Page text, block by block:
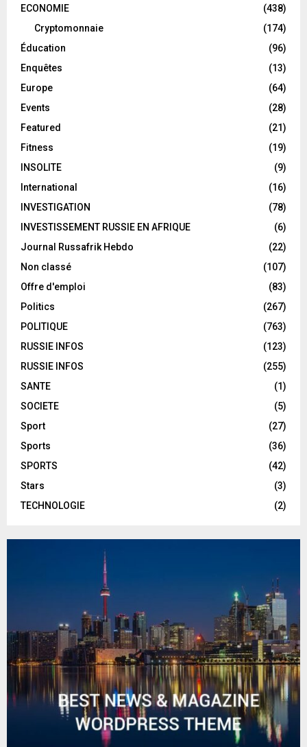
ECONOMIE
(438)
Cryptomonnaie
(174)
Éducation
(96)
Enquêtes
(13)
Europe
(64)
Events
(28)
Featured
(21)
Fitness
(19)
INSOLITE
(9)
International
(16)
INVESTIGATION
(78)
INVESTISSEMENT RUSSIE EN AFRIQUE
(6)
Journal Russafrik Hebdo
(22)
Non classé
(107)
Offre d'emploi
(83)
Politics
(267)
POLITIQUE
(763)
RUSSIE INFOS
(123)
RUSSIE INFOS
(255)
SANTE
(1)
SOCIETE
(5)
Sport
(27)
Sports
(36)
SPORTS
(42)
Stars
(3)
TECHNOLOGIE
(2)